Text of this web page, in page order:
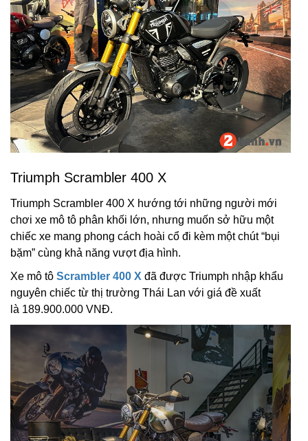
Triumph Scrambler 400 X
Triumph Scrambler 400 X hướng tới những người mới
chơi xe mô tô phân khối lớn, nhưng muốn sở hữu một
chiếc xe mang phong cách hoài cổ đi kèm một chút “bụi
bặm” cùng khả năng vượt địa hình.
Xe mô tô Scrambler 400 X đã được Triumph nhập khẩu
nguyên chiếc từ thị trường Thái Lan với giá đề xuất
là 189.900.000 VNĐ.